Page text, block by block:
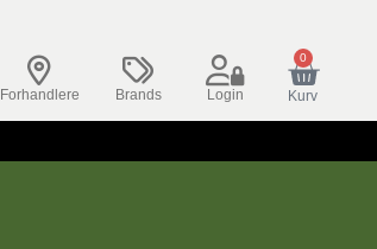
Forhandlere Brands Login
0
Kurv